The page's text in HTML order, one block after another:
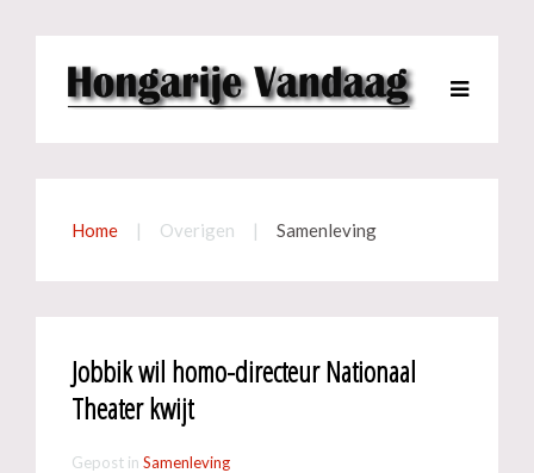
Home Overigen Samenleving
Jobbik wil homo-directeur Nationaal
Theater kwijt
Gepost in Samenleving